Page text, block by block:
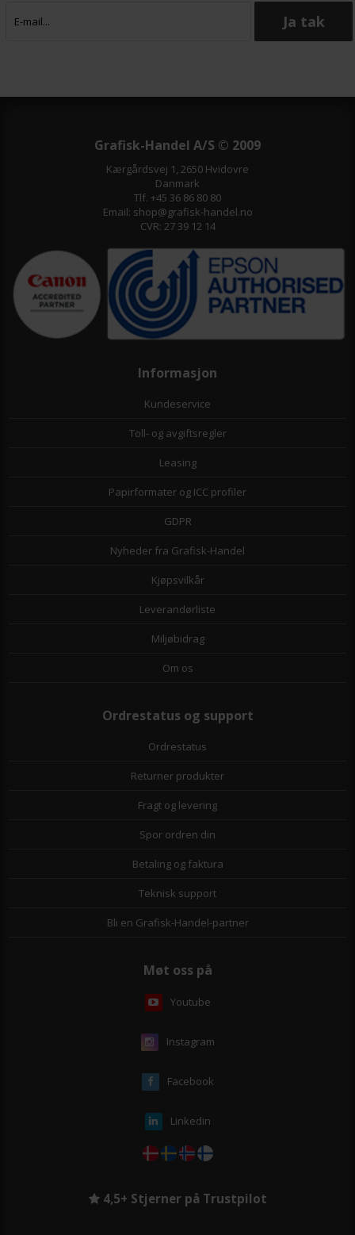
Grafisk-Handel A/S © 2009
Kærgårdsvej 1, 2650 Hvidovre
Danmark
Tlf. +45 36 86 80 80
Email: shop@grafisk-handel.no
CVR: 27 39 12 14
Informasjon
Kundeservice
Toll- og avgiftsregler
Leasing
Papirformater og ICC profiler
GDPR
Nyheder fra Grafisk-Handel
Kjøpsvilkår
Leverandørliste
Miljøbidrag
Om os
Ordrestatus og support
Ordrestatus
Returner produkter
Fragt og levering
Spor ordren din
Betaling og faktura
Teknisk support
Bli en Grafisk-Handel-partner
Møt oss på
Youtube
Instagram
Facebook
Linkedin
4,5+ Stjerner på Trustpilot